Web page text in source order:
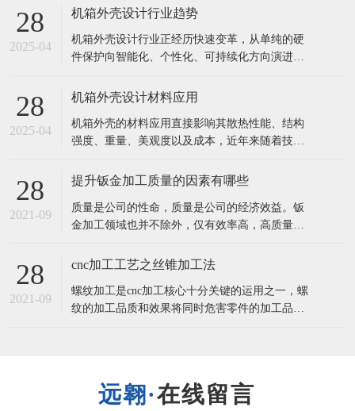
材料 镁铝合金/碳纤维复合材料：用于高端电竞或
ALIENWARE部分机型）。 再生环保材料：如消
费后回收塑料（PC
28
2025-04
机箱外壳设计行业趋势
机箱外壳设计行业正经历快速变革，从单纯的硬
件保护向智能化、个性化、可持续化方向演进。
需求驱动设计革新 场景细分化 电竞机箱：RGB光
设计） 创作者机箱：静音+快速拆卸（如Fractal D
28
2025-04
机箱外壳设计材料应用
机箱外壳的材料应用直接影响其散热性能、结构
强度、重量、美观度以及成本，近年来随着技术
当前主流的机箱外壳材料及其创新应用方向： 1.
本低、强度高、易冲压成型，但重量大、易生
锈。 应用：
28
2021-09
提升钣金加工质量的因素有哪些
​质量是公司的性命，质量是公司的经济效益。钣
金加工领域也并不除外，仅有效率高，高质量的
客的视角出去，想用户之所感。一，实际操作工
工序所造成的缺点，避免问题造成的可控制方法
有：⑴提升“质量第一，客户第一”的质量观念文
28
2021-09
cnc加工工艺之丝锥加工法
螺纹加工是cnc加工核心十分关键的运用之一，螺
纹的加工品质和效果将同时危害零件的加工品质
纹孔均选用柔性攻丝方式在线留言